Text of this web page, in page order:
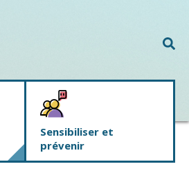
Sensibiliser et
prévenir